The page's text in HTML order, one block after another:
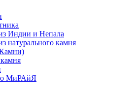
Индии и Непала
натурального камня
МиРАйЯ